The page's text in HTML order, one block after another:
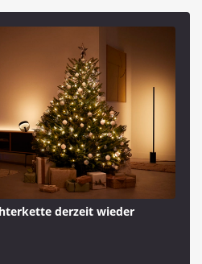
derzeit wieder